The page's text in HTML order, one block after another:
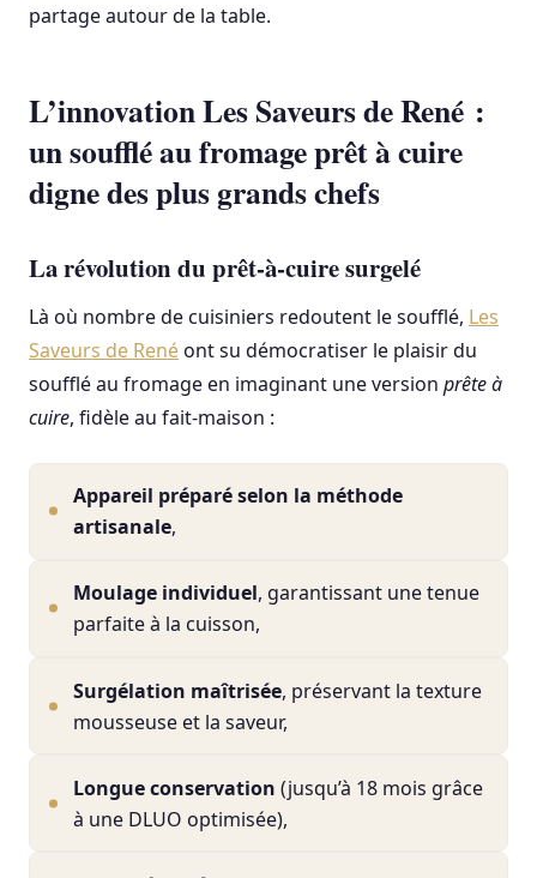
partage autour de la table.
L’innovation Les Saveurs de René :
un soufflé au fromage prêt à cuire
digne des plus grands chefs
La révolution du prêt-à-cuire surgelé
Là où nombre de cuisiniers redoutent le soufflé, Les
Saveurs de Renéont su démocratiser le plaisir du
soufflé au fromage en imaginant une version prête à
cuire, fidèle au fait-maison :
Appareil préparé selon la méthode
artisanale,
Moulage individuel, garantissant une tenue
parfaite à la cuisson,
Surgélation maîtrisée, préservant la texture
mousseuse et la saveur,
Longue conservation (jusqu’à 18 mois grâce
à une DLUO optimisée),